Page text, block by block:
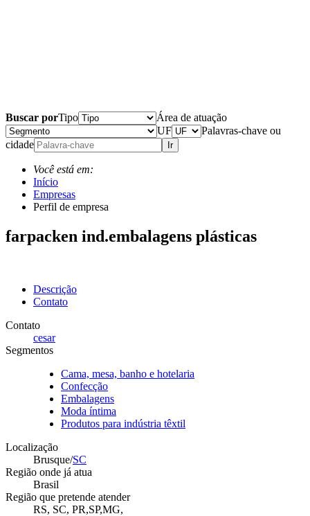
Buscar porTipo
Área de atuação
UF
Palavras-chave ou
cidade
Ir
Você está em:
Início
Empresas
Perfil de empresa
farpacken ind.embalagens plásticas
Descrição
Contato
Contato
cesar
Segmentos
Cama, mesa, banho e hotelaria
Confecção
Embalagens
Moda íntima
Produtos para indústria têxtil
Localização
Brusque/SC
Região onde já atua
Brasil
Região que pretende atender
RS, SC, PR,SP,MG,